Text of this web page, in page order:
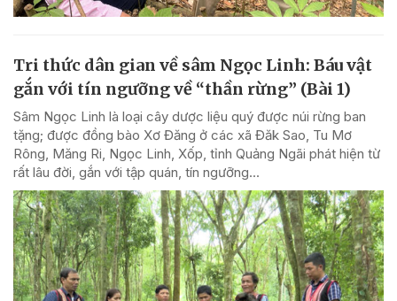
Tri thức dân gian về sâm Ngọc Linh: Báu vật
gắn với tín ngưỡng về “thần rừng” (Bài 1)
Sâm Ngọc Linh là loại cây dược liệu quý được núi rừng ban
tặng; được đồng bào Xơ Đăng ở các xã Đăk Sao, Tu Mơ
Rông, Măng Ri, Ngọc Linh, Xốp, tỉnh Quảng Ngãi phát hiện từ
rất lâu đời, gắn với tập quán, tín ngưỡng...